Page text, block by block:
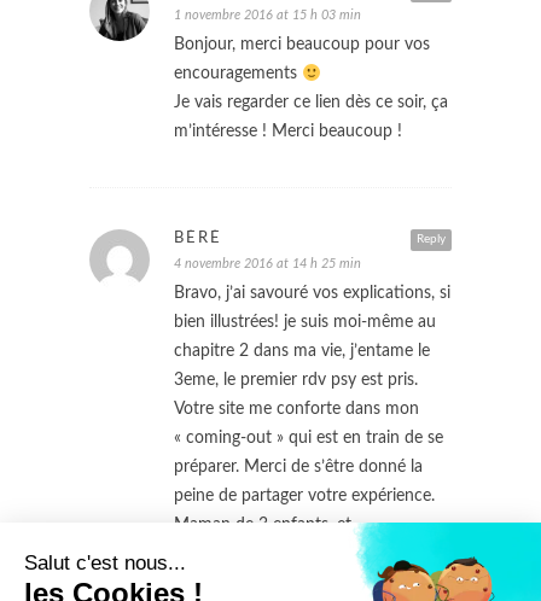
1 novembre 2016 at 15 h 03 min
Bonjour, merci beaucoup pour vos
encouragements
Je vais regarder ce lien dès ce soir, ça
m’intéresse ! Merci beaucoup !
Reply
BÉRÉ
4 novembre 2016 at 14 h 25 min
Bravo, j’ai savouré vos explications, si
bien illustrées! je suis moi-même au
chapitre 2 dans ma vie, j’entame le
3eme, le premier rdv psy est pris.
Votre site me conforte dans mon
« coming-out » qui est en train de se
préparer. Merci de s’être donné la
peine de partager votre expérience.
Maman de 3 enfants, et
probablement d’un petit zèbre,
j’espère que des parents « en mode
Salut c'est nous...
les Cookies !